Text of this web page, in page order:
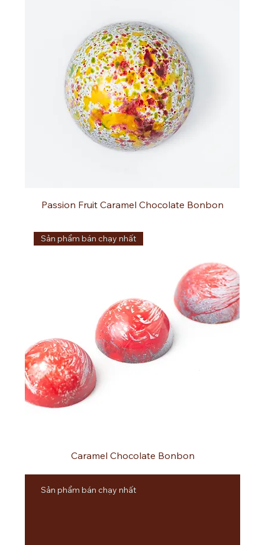
Passion Fruit Caramel Chocolate Bonbon
Sản phẩm bán chạy nhất
Caramel Chocolate Bonbon
Sản phẩm bán chạy nhất